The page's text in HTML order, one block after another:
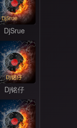
DjSrue
Dj铭仔